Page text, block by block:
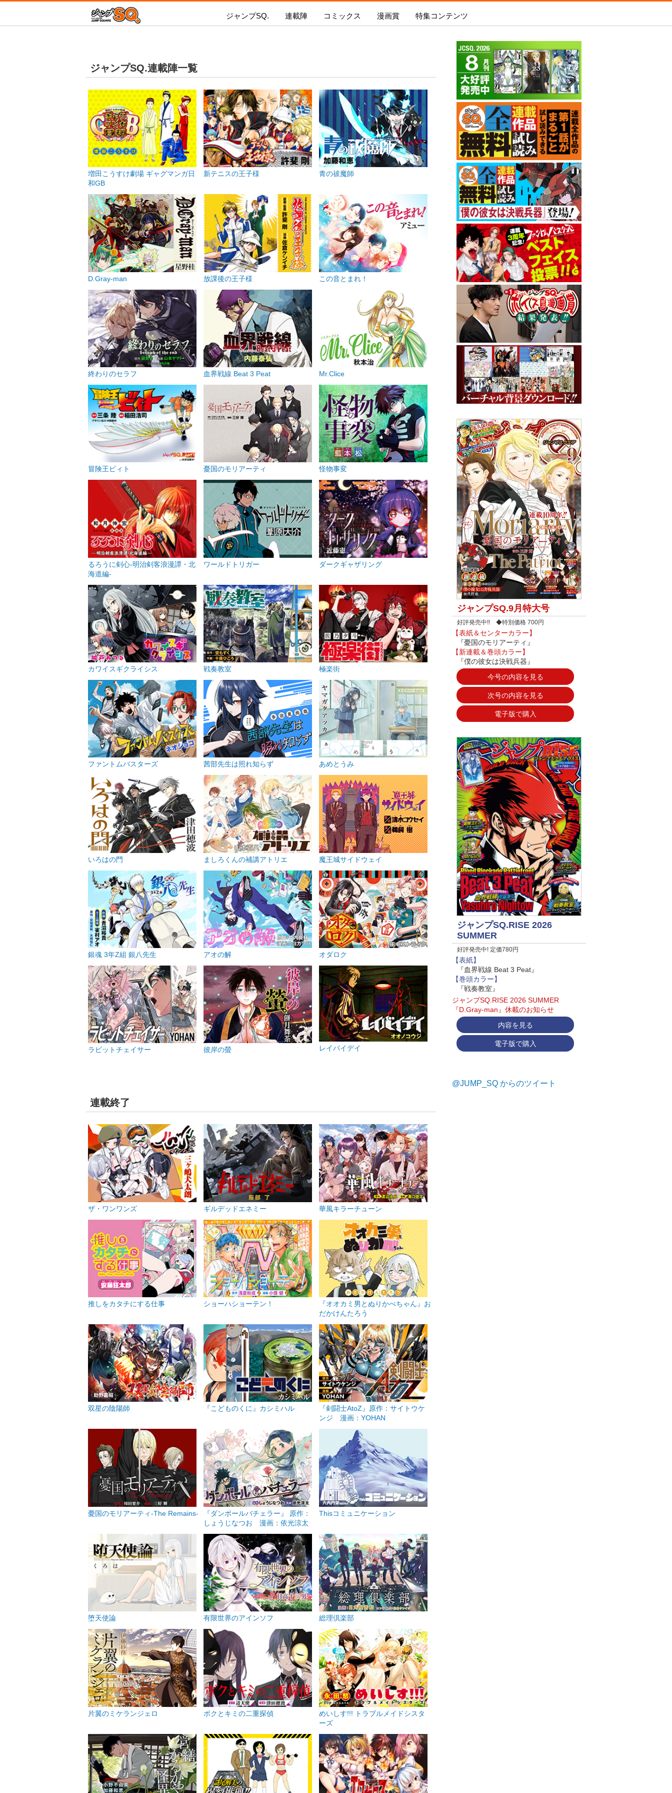
ジャンプSQ.
次号の内容を見る
電子版で購入
ジャンプSQ.とは？
ジャンプSQ.RISE 2026 SUMMER
内容を見る
電子版で購入
連載陣
青の祓魔師
放課後の王子様
この音とまれ！
終わりのセラフ
血界戦線 Beat 3 Peat
Mr.Clice
冒険王ビィト
ダークギャザリング
カワイスギクライシス
戦奏教室
極楽街
ファントムバスターズ
茜部先生は照れ知らず
あめとうみ
いろはの門
ましろくんの補講アトリエ
魔王城サイドウェイ
銀魂 3年Z組銀八先生
アオの解
オダロク
ラビットチェイサー
彼岸の螢
レイバイデイ
僕の彼女は決戦兵器
コミックス
次月発売のコミックス
漫画賞
募集要項
新人漫画賞SPARK
結果発表
ボイスコミック漫画賞 結
果発表!
新人漫画賞SPARK
二代目年間王者決定!!
新人漫画賞SPARK
WEB投稿
WEB持ち込み募集
原稿の直接申し込み
特集コンテンツ
ジャンプSQ.全連載作品無料試し読み
青の祓魔師15周年記念サイト
『新テニスの王子様』シーンを予想して「打って
る！！」「打たれてる！」を当てよう！
ジャンプSQ.連載陣一覧
増田こうすけ劇場 ギャグマンガ日
和GB
新テニスの王子様 青の祓魔師
D.Gray-man 放課後の王子様 この音とまれ！
終わりのセラフ 血界戦線 Beat 3 Peat Mr.Clice
冒険王ビィト 憂国のモリアーティ 怪物事変
るろうに剣心-明治剣客浪漫譚・北
海道編-
ワールドトリガー ダークギャザリング
カワイスギクライシス 戦奏教室 極楽街
ファントムバスターズ 茜部先生は照れ知らず あめとうみ
いろはの門 ましろくんの補講アトリエ 魔王城サイドウェイ
銀魂 3年Z組 銀八先生 アオの解 オダロク
ラビットチェイサー 彼岸の螢 レイバイデイ
連載終了
ザ・ワンワンズ ギルデッドエネミー 華風キラーチューン
推しをカタチにする仕事 ショーハショーテン！
『オオカミ男とぬりかべちゃん』お
だかけんたろう
双星の陰陽師 『こどものくに』カシミハル
『剣闘士AtoZ』原作：サイトウケ
ンジ 漫画：YOHAN
憂国のモリアーティ-The Remains-
『ダンボールバチェラー』 原作：
しょうじなつお 漫画：依光涼太
Thisコミュニケーション
堕天使論 有限世界のアインソフ 総理倶楽部
片翼のミケランジェロ ボクとキミの二重探偵
めいしす!!! トラブルメイドシスタ
ーズ
ジャンプSQ.9月特大号
好評発売中!! ◆特別価格 700円
【表紙＆センターカラー】
『憂国のモリアーティ』
【新連載＆巻頭カラー】
『僕の彼女は決戦兵器』
今号の内容を見る
次号の内容を見る
電子版で購入
ジャンプSQ.RISE 2026
SUMMER
好評発売中! 定価780円
【表紙】
『血界戦線 Beat 3 Peat』
【巻頭カラー】
『戦奏教室』
ジャンプSQ.RISE 2026 SUMMER
『D.Gray-man』休載のお知らせ
内容を見る
電子版で購入
@JUMP_SQ からのツイート